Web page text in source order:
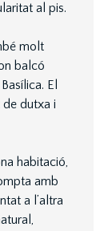
al pis.
molt
balcó
El
dutxa i
habitació,
amb
a l’altra